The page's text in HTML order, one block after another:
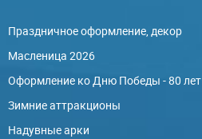
Праздничное оформление, декор
Масленица 2026
Оформление ко Дню Победы - 80 лет
Зимние аттракционы
Надувные арки